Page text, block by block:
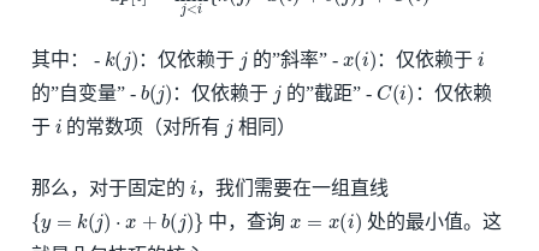
其中： - k ( ) ：仅依赖于 的”斜率” - (i) ：仅依赖于 i
的”自变量” - b ( j) ：仅依赖于 j 的”截距” -C(i) ：仅依赖
于 i 的常数项（对所有 j 相同）
那么，对于固定的 i，我们需要在一组直线
{ (j )⋅ x } 中，查询 )
处的最小值。这